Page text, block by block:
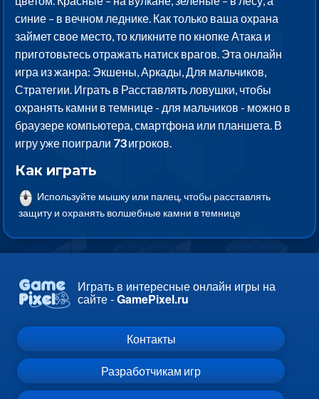
синие – в вечном леднике. Как только ваша охрана
займет свое место, то кликните по кнопке Атака и
приготовьтесь отражать натиск врагов. Эта онлайн
игра из жанра: Экшены, Аркады, Для мальчиков,
Стратегии. Играть в Расставлять ловушки, чтобы
охранять камни в темнице - для мальчиков - можно в
браузере компьютера, смартфона или планшета. В
игру уже поиграли 73игроков.
Как играть
Используйте мышку или палец, чтобы расставлять
защиту и охранять волшебные камни в темнице
Играть в интересные онлайн игры на
сайте -GamePixel.ru
Контакты
Разработчикам игр